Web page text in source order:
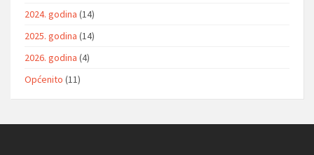
2024. godina (14)
2025. godina (14)
2026. godina (4)
Općenito (11)